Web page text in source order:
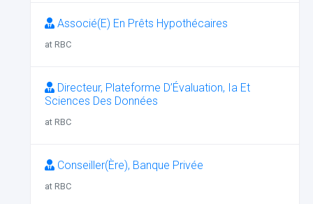
Associé(E) En Prêts Hypothécaires
at RBC
Directeur, Plateforme D’Évaluation, Ia Et
Sciences Des Données
at RBC
Conseiller(Ère), Banque Privée
at RBC